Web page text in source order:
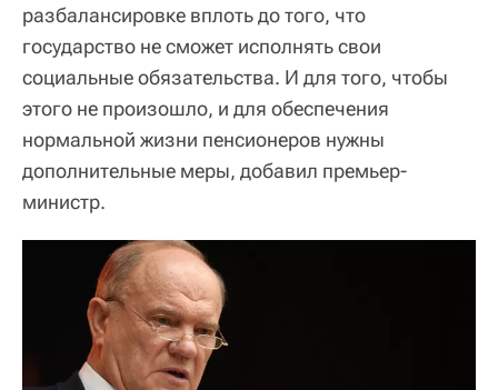
разбалансировке вплоть до того, что
государство не сможет исполнять свои
социальные обязательства. И для того, чтобы
этого не произошло, и для обеспечения
нормальной жизни пенсионеров нужны
дополнительные меры, добавил премьер-
министр.